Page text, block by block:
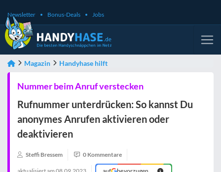
Newsletter Bonus-Deals Jobs
Magazin Handyhase hilft
Nummer beim Anruf verstecken
Rufnummer unterdrücken: So kannst Du
anonymes Anrufen aktivieren oder
deaktivieren
Steffi Bressem 0 Kommentare